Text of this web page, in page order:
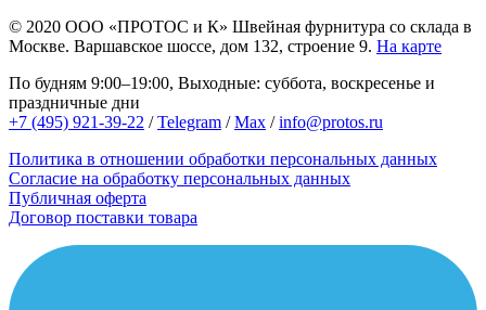
© 2020 ООО «ПРОТОС и К» Швейная фурнитура со склада в
Москве. Варшавское шоссе, дом 132, строение 9. На карте
По будням 9:00–19:00, Выходные: суббота, воскресенье и
праздничные дни
+7 (495) 921-39-22 /Telegram /Max /info@protos.ru
Политика в отношении обработки персональных данных
Согласие на обработку персональных данных
Публичная оферта
Договор поставки товара